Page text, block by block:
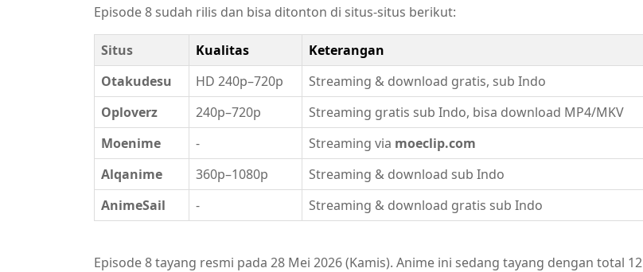
Episode 8 sudah rilis dan bisa ditonton di situs-situs berikut:
Situs Kualitas
Keterangan
Otakudesu
HD 240p–720p
Streaming & download gratis, sub Indo
Oploverz
240p–720p
Streaming gratis sub Indo, bisa download MP4/MKV
Moenime
- Streaming via moeclip.com
Alqanime
360p–1080p
Streaming & download sub Indo
AnimeSail
- Streaming & download gratis sub Indo
Episode 8 tayang resmi pada 28 Mei 2026 (Kamis). Anime ini sedang tayang dengan total 12